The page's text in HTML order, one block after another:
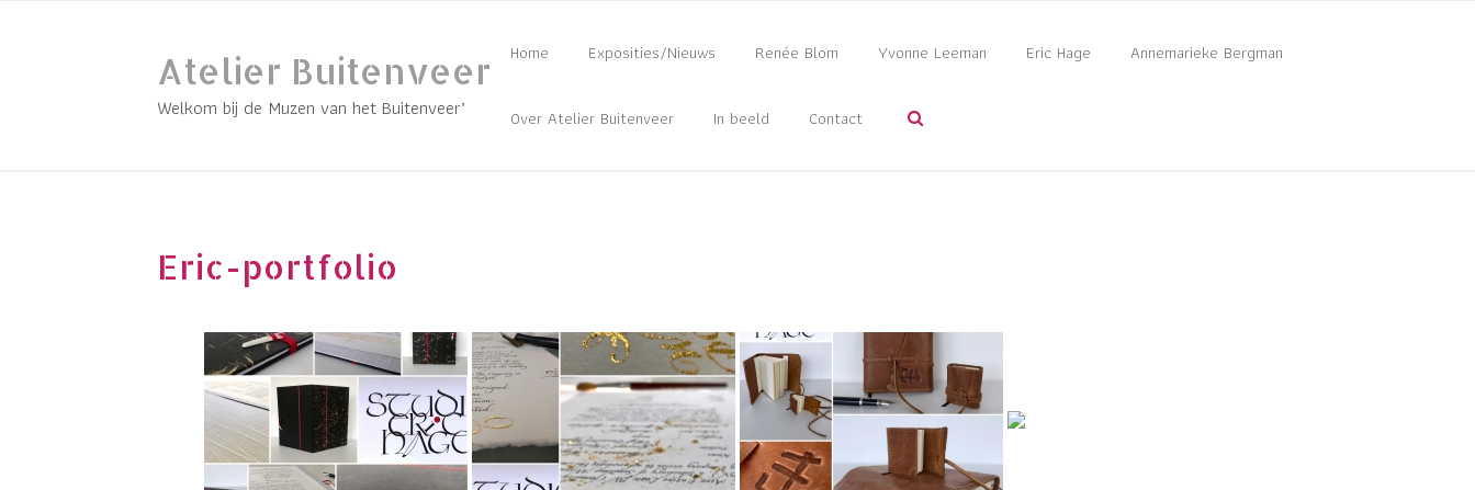
Atelier Buitenveer
Welkom bij de Muzen van het Buitenveer’
Home Exposities/Nieuws Renée Blom Yvonne Leeman Eric Hage Annemarieke Bergman
Over Atelier Buitenveer In beeld Contact
Eric-portfolio